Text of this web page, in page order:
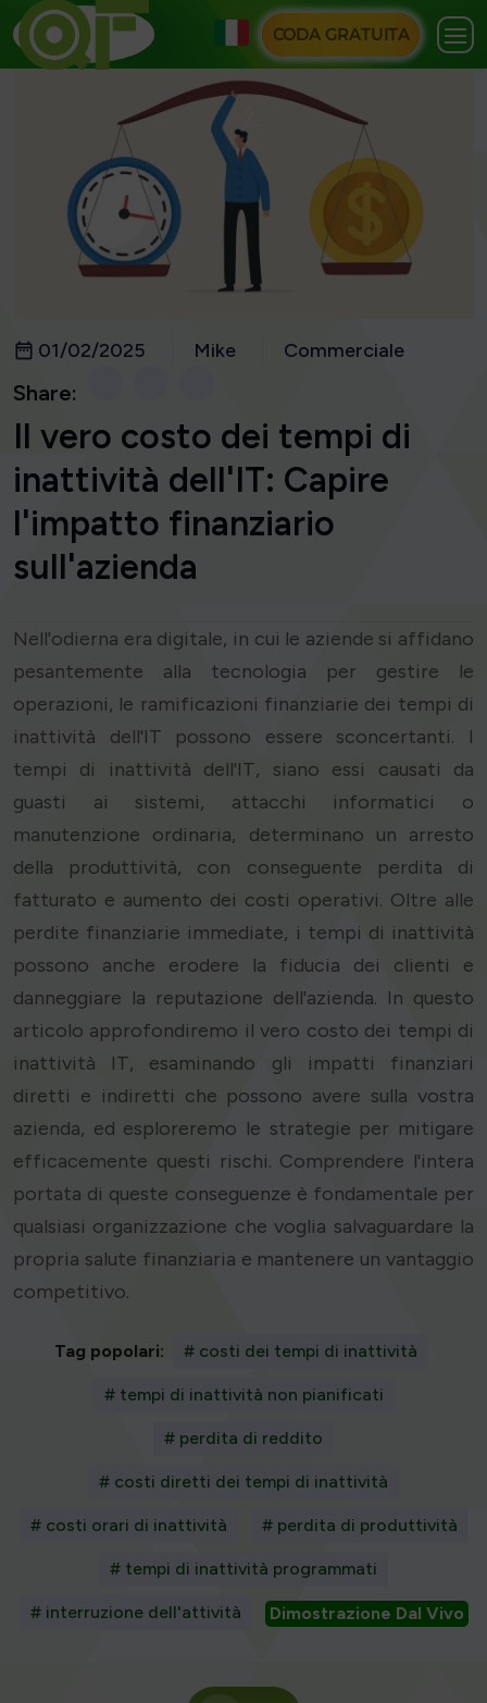
CODA GRATUITA
01/02/2025 Mike Commerciale
Share:
Il vero costo dei tempi di
inattività dell'IT: Capire
l'impatto finanziario
sull'azienda
Nell'odierna era digitale, in cui le aziende si affidano
pesantemente alla tecnologia per gestire le
operazioni, le ramificazioni finanziarie dei tempi di
inattività dell'IT possono essere sconcertanti. I
tempi di inattività dell'IT, siano essi causati da
guasti ai sistemi, attacchi informatici o
manutenzione ordinaria, determinano un arresto
della produttività, con conseguente perdita di
fatturato e aumento dei costi operativi. Oltre alle
perdite finanziarie immediate, i tempi di inattività
possono anche erodere la fiducia dei clienti e
danneggiare la reputazione dell'azienda. In questo
articolo approfondiremo il vero costo dei tempi di
inattività IT, esaminando gli impatti finanziari
diretti e indiretti che possono avere sulla vostra
azienda, ed esploreremo le strategie per mitigare
efficacemente questi rischi. Comprendere l'intera
portata di queste conseguenze è fondamentale per
qualsiasi organizzazione che voglia salvaguardare la
propria salute finanziaria e mantenere un vantaggio
competitivo.
Tag popolari: # costi dei tempi di inattività
# tempi di inattività non pianificati
# perdita di reddito
# costi diretti dei tempi di inattività
# costi orari di inattività # perdita di produttività
# tempi di inattività programmati
# interruzione dell'attività Dimostrazione Dal Vivo